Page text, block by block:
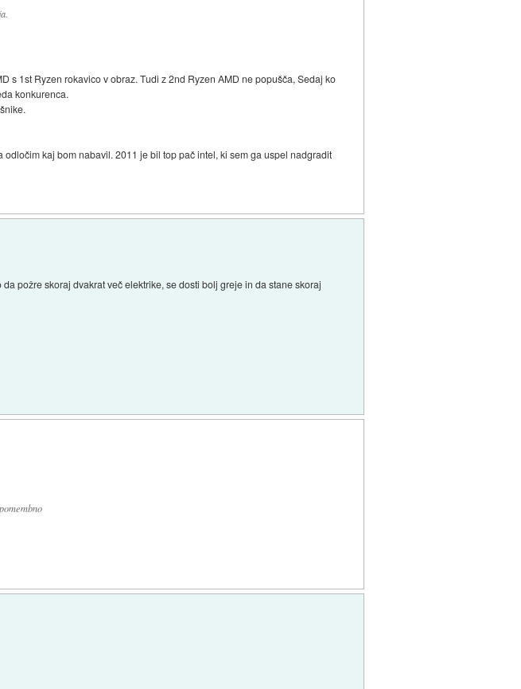
s 1st Ryzen rokavico v obraz. Tudi z 2nd Ryzen AMD ne popušča, Sedaj ko
konkurenca.
kaj bom nabavil. 2011 je bil top pač intel, ki sem ga uspel nadgradit
požre skoraj dvakrat več elektrike, se dosti bolj greje in da stane skoraj